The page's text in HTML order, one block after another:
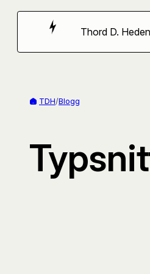
Hoppa
Thord D.
TDH/Blogg